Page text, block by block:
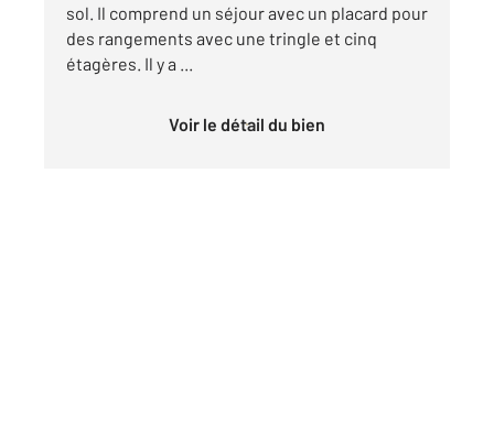
sol. Il comprend un séjour avec un placard pour
des rangements avec une tringle et cinq
étagères. Il y a ...
Voir le détail du bien